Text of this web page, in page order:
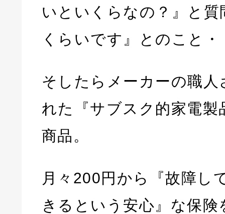
いといくらなの？』と
くらいです』とのこと
そしたらメーカーの職
れた『サブスク的家電製
商品。
月々200円から『故障し
きるという安心』な保